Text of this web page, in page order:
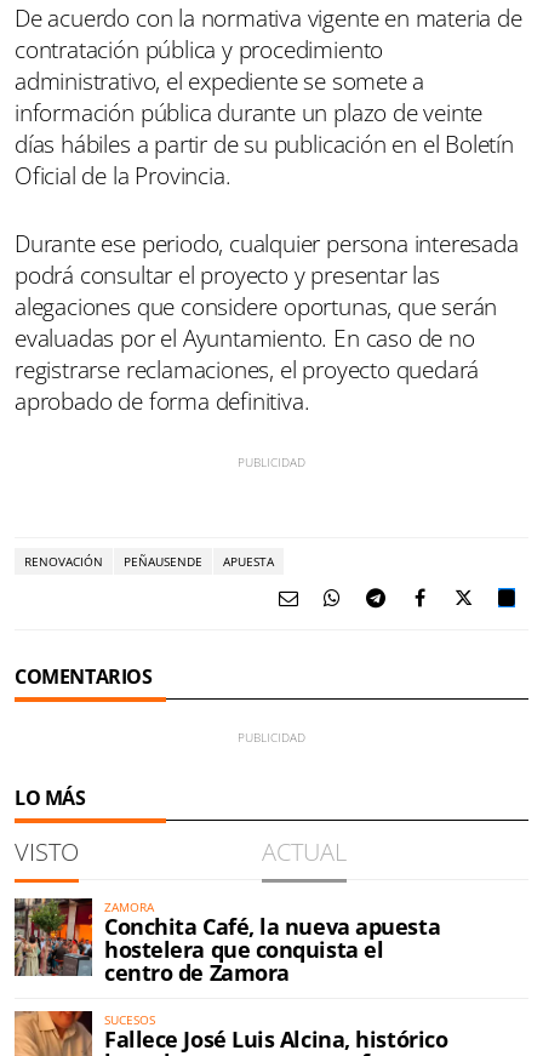
De acuerdo con la normativa vigente en materia de
contratación pública y procedimiento
administrativo, el expediente se somete a
información pública durante un plazo de veinte
días hábiles a partir de su publicación en el Boletín
Oficial de la Provincia.
Durante ese periodo, cualquier persona interesada
podrá consultar el proyecto y presentar las
alegaciones que considere oportunas, que serán
evaluadas por el Ayuntamiento. En caso de no
registrarse reclamaciones, el proyecto quedará
aprobado de forma definitiva.
RENOVACIÓN PEÑAUSENDE APUESTA
COMENTARIOS
LO MÁS
VISTO ACTUAL
ZAMORA
Conchita Café, la nueva apuesta
hostelera que conquista el
centro de Zamora
SUCESOS
Fallece José Luis Alcina, histórico